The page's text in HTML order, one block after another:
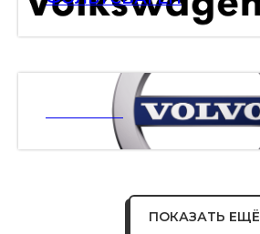
ВОЛЬВО
ПОКАЗАТЬ ЕЩЁ